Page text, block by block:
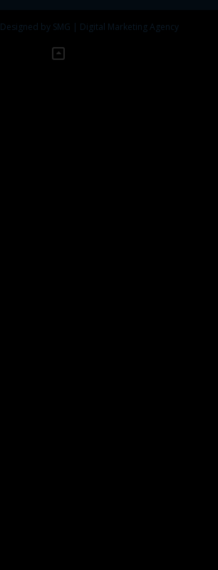
Designed by SMG | Digital Marketing Agency